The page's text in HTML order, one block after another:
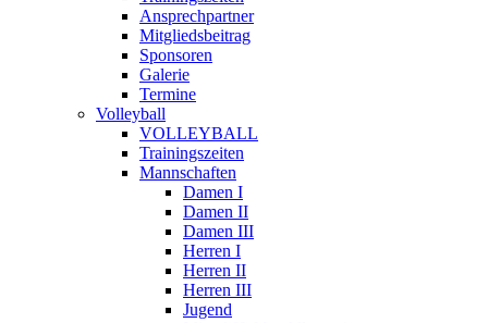
Ansprechpartner
Mitgliedsbeitrag
Sponsoren
Galerie
Termine
Volleyball
VOLLEYBALL
Trainingszeiten
Mannschaften
Damen I
Damen II
Damen III
Herren I
Herren II
Herren III
Jugend